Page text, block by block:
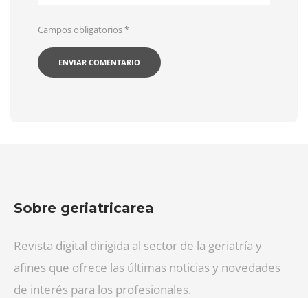
Campos obligatorios*
Sobre geriatricarea
Revista digital dirigida al sector de la geriatría y
afines que ofrece las últimas noticias y novedades
de interés para los profesionales.